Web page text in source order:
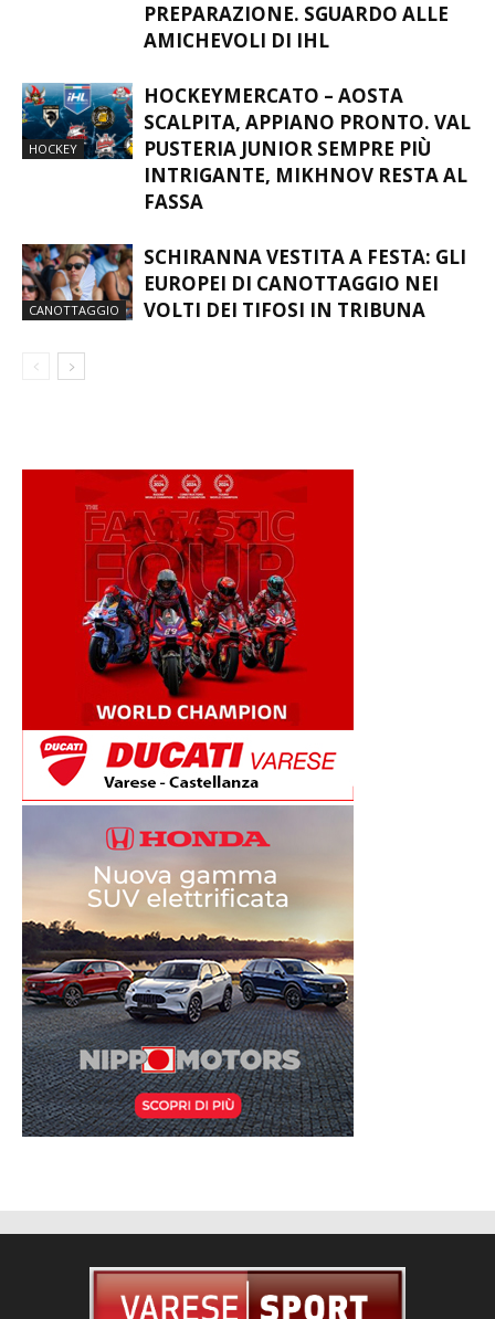
PREPARAZIONE. SGUARDO ALLE
AMICHEVOLI DI IHL
HOCKEY
HOCKEYMERCATO – AOSTA
SCALPITA, APPIANO PRONTO. VAL
PUSTERIA JUNIOR SEMPRE PIÙ
INTRIGANTE, MIKHNOV RESTA AL
FASSA
CANOTTAGGIO
SCHIRANNA VESTITA A FESTA: GLI
EUROPEI DI CANOTTAGGIO NEI
VOLTI DEI TIFOSI IN TRIBUNA